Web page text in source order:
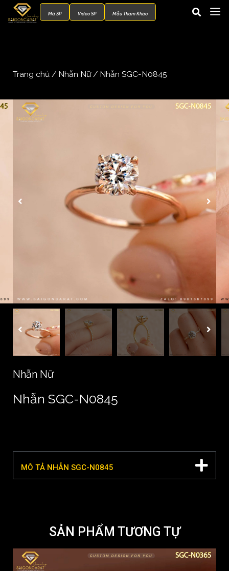
Mã SP Video SP Mẫu Tham Khảo
Trang chủ / Nhẫn Nữ/ Nhẫn SGC-N0845
Nhẫn Nữ
Nhẫn SGC-N0845
MÔ TẢ NHẪN SGC-N0845
SẢN PHẨM TƯƠNG TỰ